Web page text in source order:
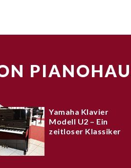
Yamaha Klavier
Modell U2 – Ein
zeitloser Klassiker